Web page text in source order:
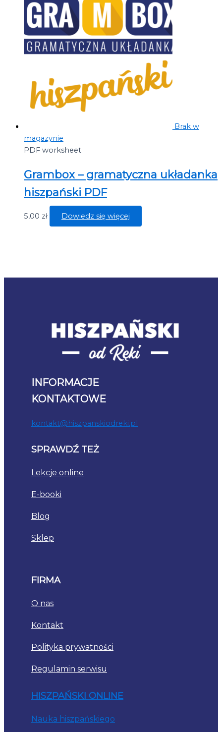
Brak w
magazynie
PDF worksheet
Grambox – gramatyczna układanka
hiszpański PDF
5,00 zł Dowiedz się więcej
INFORMACJE
KONTAKTOWE
kontakt@hiszpanskiodreki.pl
SPRAWDŹ TEŻ
Lekcje online
E-booki
Blog
Sklep
FIRMA
O nas
Kontakt
Polityka prywatności
Regulamin serwisu
HISZPAŃSKI ONLINE
Nauka hiszpańskiego